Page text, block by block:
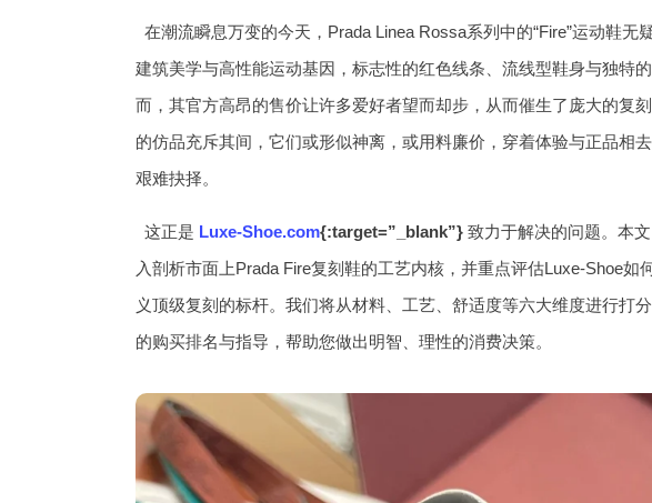
在潮流瞬息万变的今天，Prada Linea Rossa系列中的“Fire”运动鞋
建筑美学与高性能运动基因，标志性的红色线条、流线型鞋身与独特
而，其官方高昂的售价让许多爱好者望而却步，从而催生了庞大的复
的仿品充斥其间，它们或形似神离，或用料廉价，穿着体验与正品相
艰难抉择。
这正是 Luxe-Shoe.com{:target=”_blank”}致力于解决的问题。本
入剖析市面上Prada Fire复刻鞋的工艺内核，并重点评估Luxe-Shoe如
义顶级复刻的标杆。我们将从材料、工艺、舒适度等六大维度进行打
的购买排名与指导，帮助您做出明智、理性的消费决策。